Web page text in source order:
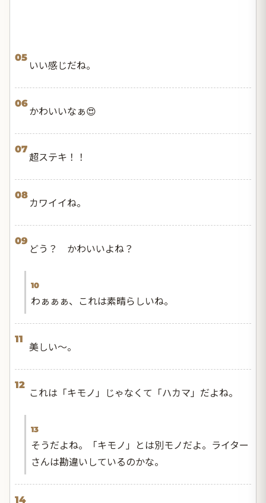
05
いい感じだね。
06
かわいいなぁ😍
07
超ステキ！！
08
カワイイね。
09
どう？ かわいいよね？
10
わぁぁぁ、これは素晴らしいね。
11
美しい〜。
12
これは「キモノ」じゃなくて「ハカマ」だよね。
13
そうだよね。「キモノ」とは別モノだよ。ライター
さんは勘違いしているのかな。
14